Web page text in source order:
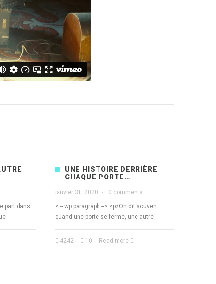
part dans
UNE HISTOIRE DERRIÈRE
CHAQUE PORTE…
janvier 31, 2020 · 0 comments
<!-- wp:paragraph --> <p>On dit souvent
quand une porte se ferme, une autre
4242 10 Read more